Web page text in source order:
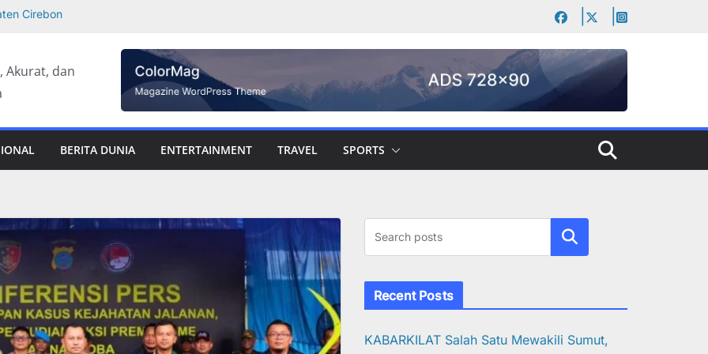
Cirebon
Asahan
Pakistan dan
Lauren Gowasa
Akurat, dan
BERITA DUNIA ENTERTAINMENT TRAVEL SPORTS
Cari
Recent Posts
KABARKILAT Salah Satu Mewakili Sumut,